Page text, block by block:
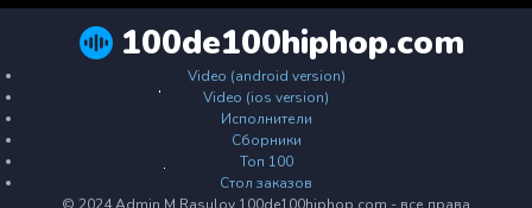
100de100hiphop.com
Video (android version)
Video (ios version)
Исполнители
Сборники
Топ 100
Стол заказов